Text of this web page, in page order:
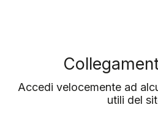
Accedi velocemente ad
utili del